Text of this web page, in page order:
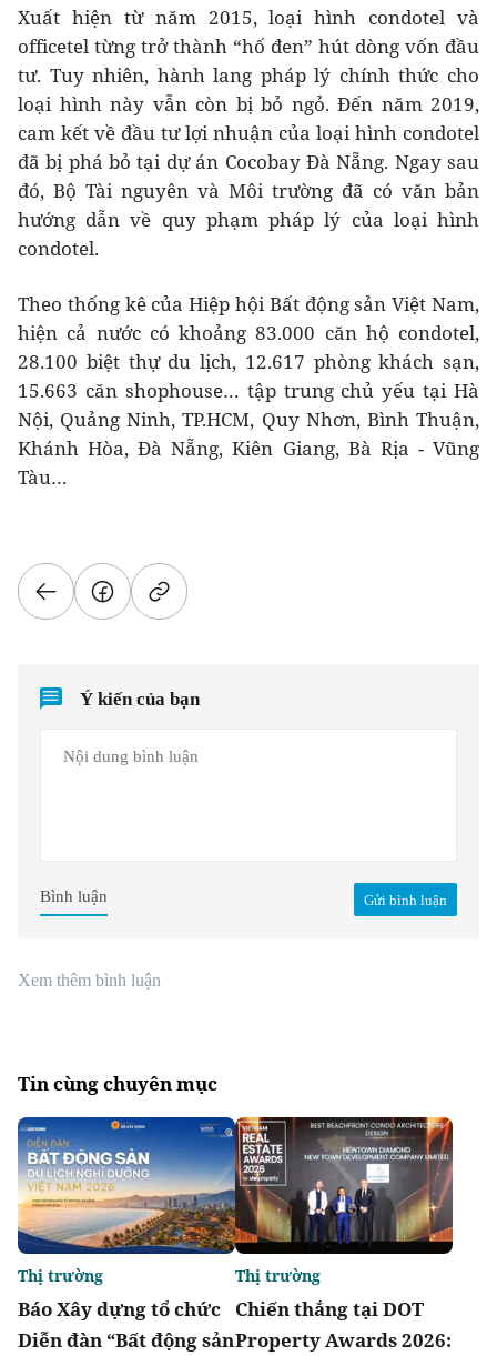
Xuất hiện từ năm 2015, loại hình condotel và
officetel từng trở thành “hố đen” hút dòng vốn đầu
tư. Tuy nhiên, hành lang pháp lý chính thức cho
loại hình này vẫn còn bị bỏ ngỏ. Đến năm 2019,
cam kết về đầu tư lợi nhuận của loại hình condotel
đã bị phá bỏ tại dự án Cocobay Đà Nẵng. Ngay sau
đó, Bộ Tài nguyên và Môi trường đã có văn bản
hướng dẫn về quy phạm pháp lý của loại hình
condotel.
Theo thống kê của Hiệp hội Bất động sản Việt Nam,
hiện cả nước có khoảng 83.000 căn hộ condotel,
28.100 biệt thự du lịch, 12.617 phòng khách sạn,
15.663 căn shophouse… tập trung chủ yếu tại Hà
Nội, Quảng Ninh, TP.HCM, Quy Nhơn, Bình Thuận,
Khánh Hòa, Đà Nẵng, Kiên Giang, Bà Rịa - Vũng
Tàu…
Ý kiến của bạn
Gửi bình luận
Bình luận
Xem thêm bình luận
Tin cùng chuyên mục
Báo Xây dựng tổ chức
Diễn đàn “Bất động sản
Thị trường
Chiến thắng tại DOT
Property Awards 2026:
Thị trường